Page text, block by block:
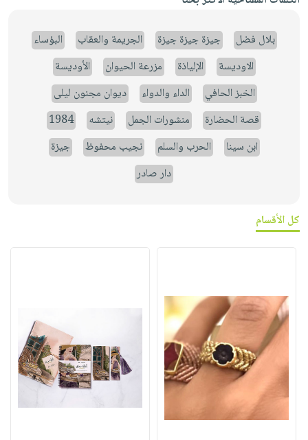
بلال فضل جيزة جيزة جيزة الجريمة والعقاب
البؤساء
الاوديسة
الإلياذة مزرعة الحيوان
الأوديسة
الخبز الحافي
الداء والدواء
ديوان مجنون ليلى
قصة الحضارة
منشورات الجمل نيتشه
1984
ابن سينا
الحرب والسلم نجيب محفوظ
جيزة
دار صادر
كل الأقسام